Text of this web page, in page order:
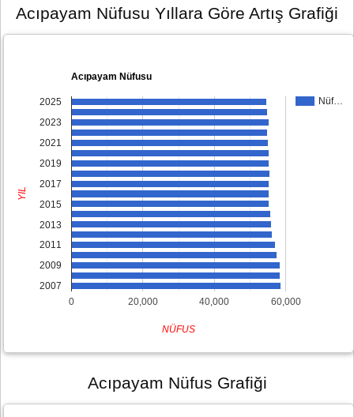
Acıpayam Nüfusu Yıllara Göre Artış Grafiği
Acıpayam Nüfusu
Nüf…
0 20,000 40,000 60,000
2025
2023
2021
2019
2017
2015
2013
2011
2009
2007
NÜFUS
YIL
Acıpayam Nüfus Grafiği